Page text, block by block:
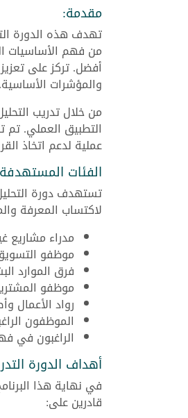
مقدمة:
تهدف هذه الدورة
من فهم الأساسيات
أفضل. تركز على
والمؤشرات الأساسية.
من خلال تدريب
التطبيق العملي.
عملية لدعم اتخاذ
الفئات
تستهدف دورة
لاكتساب المعرفة
مدراء مشاريع
موظفو
فرق الموارد
موظفو
رواد الأعمال
الموظفون
الراغبون في
أهداف الدورة
في نهاية هذا
قادرين على: